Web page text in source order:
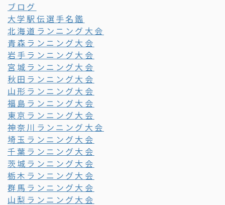
ブログ
大学駅伝選手名鑑
北海道ランニング大会
青森ランニング大会
岩手ランニング大会
宮城ランニング大会
秋田ランニング大会
山形ランニング大会
福島ランニング大会
東京ランニング大会
神奈川ランニング大会
埼玉ランニング大会
千葉ランニング大会
茨城ランニング大会
栃木ランニング大会
群馬ランニング大会
山梨ランニング大会